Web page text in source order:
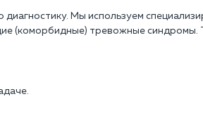
Мы используем
(коморбидные) тревожные синдромы.